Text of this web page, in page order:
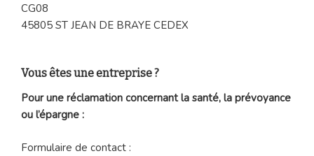
CG08
45805 ST JEAN DE BRAYE CEDEX
Vous êtes une entreprise ?
Pour une réclamation concernant la santé, la prévoyance
ou l’épargne :
Formulaire de contact :